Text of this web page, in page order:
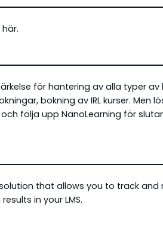
här.
för hantering av alla typer
bokning av IRL kurser. Men
följa upp NanoLearning för
solution that allows you to track
in your LMS.